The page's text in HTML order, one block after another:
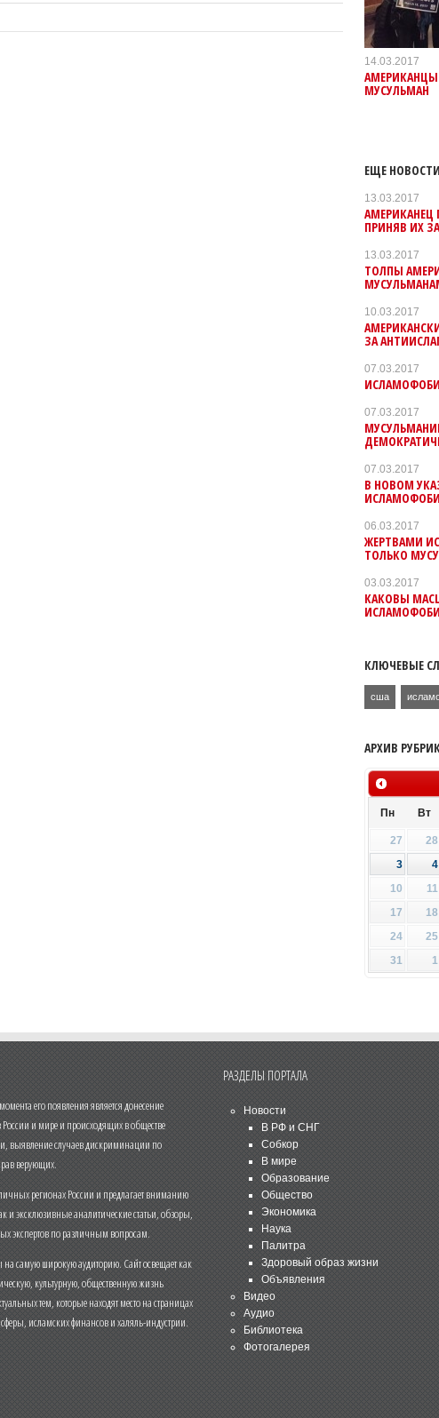
14.03.2017
МУСУЛЬМАН
ЕЩЕ
13.03.2017
ПРИНЯВ ИХ
13.03.2017
ТОЛПЫ
10.03.2017
ЗА
07.03.2017
07.03.2017
07.03.2017
В НОВОМ
06.03.2017
ЖЕРТВАМИ
ТОЛЬКО
03.03.2017
КАКОВЫ
КЛЮЧЕВЫЕ
сша
АРХИВ
Пн Вт
27 28
3
4
10
11
17
18
24
25
31
1
его появления является донесение
и мире и происходящих в обществе
выявление случаев дискриминации по
верующих.
регионах России и предлагает вниманию
и эксклюзивные аналитические статьи, обзоры,
экспертов по различным вопросам.
самую широкую аудиторию. Сайт освещает как
культурную, общественную жизнь
тем, которые находят место на страницах
исламских финансов и халяль-индустрии.
РАЗДЕЛЫ ПОРТАЛА
Новости
В РФ и СНГ
Собкор
В мире
Образование
Общество
Экономика
Наука
Палитра
Здоровый образ жизни
Объявления
Видео
Аудио
Библиотека
Фотогалерея